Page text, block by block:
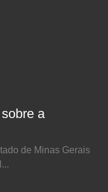
a
de Minas Gerais